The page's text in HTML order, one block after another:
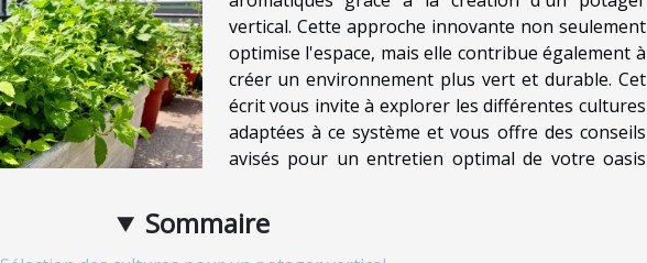
Sommaire
vertical. Cette approche innovante non seulement
optimise l'espace, mais elle contribue également à
créer un environnement plus vert et durable. Cet
écrit vous invite à explorer les différentes cultures
adaptées à ce système et vous offre des conseils
avisés pour un entretien optimal de votre oasis